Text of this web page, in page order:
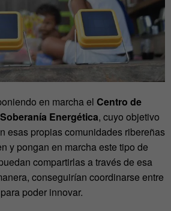
en marcha el Centro de
Energética, cuyo objetivo
esas propias comunidades ribereñas
y pongan en marcha este tipo de
compartirlas a través de esa
conseguirían coordinarse entre
poder innovar.